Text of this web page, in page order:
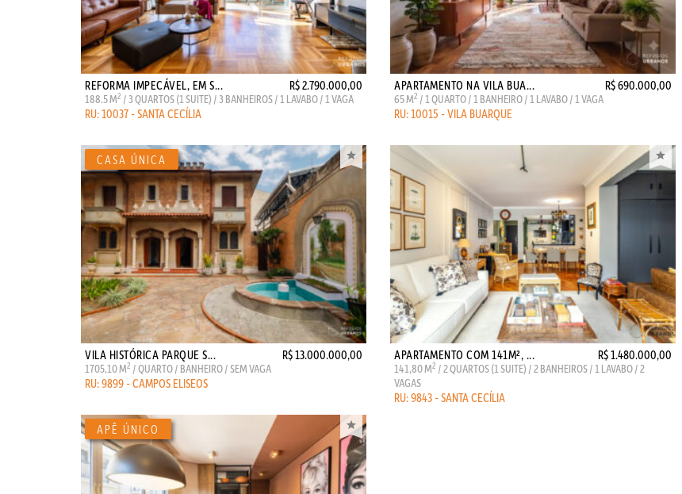
REFORMA IMPECÁVEL, EM S... R$ 2.790.000,00
188.5 M2 / 3 QUARTOS (1 SUITE) / 3 BANHEIROS / 1 LAVABO / 1 VAGA
RU: 10037 - SANTA CECÍLIA
APARTAMENTO NA VILA BUA... R$ 690.000,00
65 M2 / 1 QUARTO / 1 BANHEIRO / 1 LAVABO / 1 VAGA
RU: 10015 - VILA BUARQUE
VILA HISTÓRICA PARQUE S... R$ 13.000.000,00
1705,10 M2 / QUARTO / BANHEIRO / SEM VAGA
RU: 9899 - CAMPOS ELISEOS
APARTAMENTO COM 141M², ... R$ 1.480.000,00
141,80 M2 / 2 QUARTOS (1 SUITE) / 2 BANHEIROS / 1 LAVABO / 2
VAGAS
RU: 9843 - SANTA CECÍLIA